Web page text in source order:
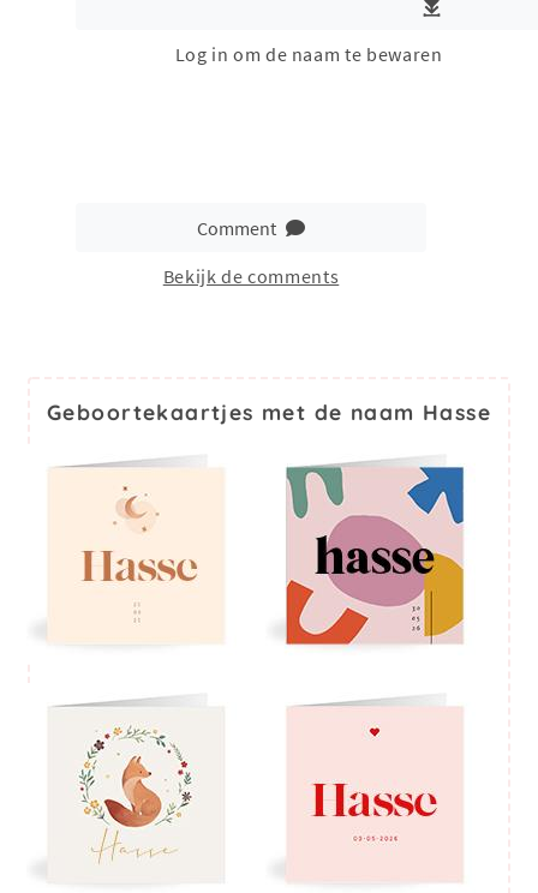
Log in om de naam te bewaren
Comment
Bekijk de comments
Geboortekaartjes met de naam Hasse